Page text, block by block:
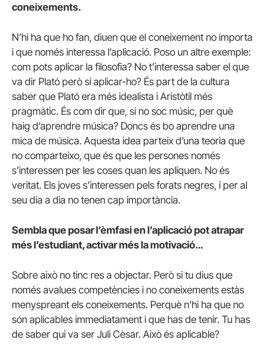
coneixements.
N’hi ha que ho fan, diuen que el coneixement no importa
i que només interessa l’aplicació. Poso un altre exemple:
com pots aplicar la filosofia? No t’interessa saber el que
va dir Plató però sí aplicar-ho? És part de la cultura
saber que Plató era més idealista i Aristòtil més
pragmàtic. És com dir que, si no soc músic, per què
haig d’aprendre música? Doncs és bo aprendre una
mica de música. Aquesta idea parteix d’una teoria que
no comparteixo, que és que les persones només
s’interessen per les coses quan les apliquen. No és
veritat. Els joves s’interessen pels forats negres, i per al
seu dia a dia no tenen cap importància.
Sembla que posar l’èmfasi en l’aplicació pot atrapar
més l’estudiant, activar més la motivació…
Sobre això no tinc res a objectar. Però si tu dius que
només avalues competències i no coneixements estàs
menyspreant els coneixements. Perquè n’hi ha que no
són aplicables immediatament i que has de tenir. Tu has
de saber qui va ser Juli Cèsar. Això és aplicable?